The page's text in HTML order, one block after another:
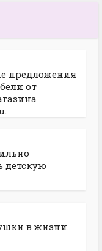
предложения
от
детскую
в жизни